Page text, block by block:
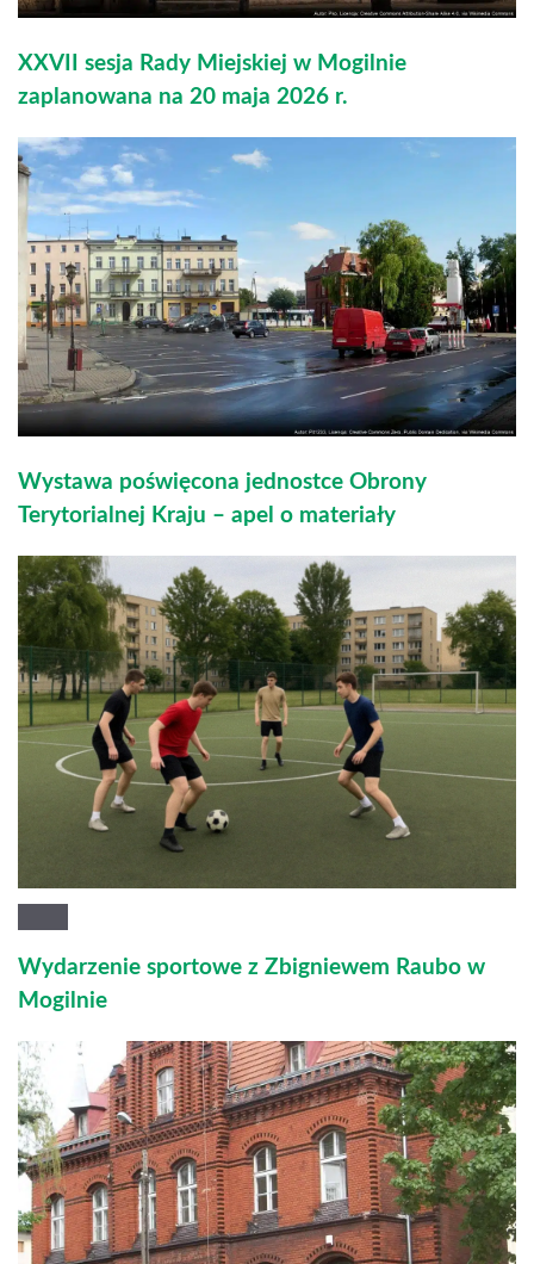
XXVII sesja Rady Miejskiej w Mogilnie
zaplanowana na 20 maja 2026 r.
Wystawa poświęcona jednostce Obrony
Terytorialnej Kraju – apel o materiały
Wydarzenie sportowe z Zbigniewem Raubo w
Mogilnie